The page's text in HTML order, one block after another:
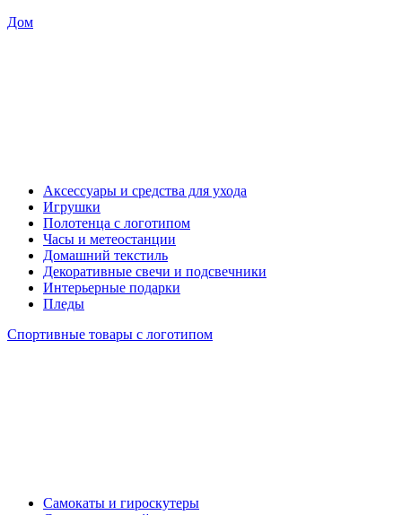
Дом
Аксессуары и средства для ухода
Игрушки
Полотенца с логотипом
Часы и метеостанции
Домашний текстиль
Декоративные свечи и подсвечники
Интерьерные подарки
Пледы
Спортивные товары с логотипом
Самокаты и гироскутеры